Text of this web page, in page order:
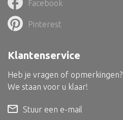
Roomdevider
Alle textiel
Kussen
Facebook
Pinterest
Klantenservice
Heb je vragen of opmerkingen?
We staan voor u klaar!
Stuur een e-mail